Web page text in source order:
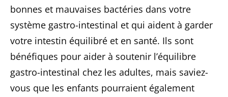
bonnes et mauvaises bactéries dans votre
système gastro-intestinal et qui aident à garder
votre intestin équilibré et en santé. Ils sont
bénéfiques pour aider à soutenir l’équilibre
gastro-intestinal chez les adultes, mais saviez-
vous que les enfants pourraient également